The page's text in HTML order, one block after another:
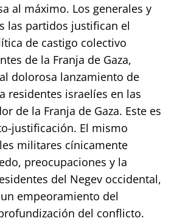
al máximo. Los generales y
las partidos justifican el
de castigo colectivo
de la Franja de Gaza,
dolorosa lanzamiento de
residentes israelíes en las
de la Franja de Gaza. Este es
justificación. El mismo
militares cínicamente
preocupaciones y la
del Negev occidental,
empeoramiento del
del conflicto.